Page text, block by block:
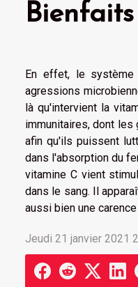
En effet, le
agressions
là qu'intervient la
immunitaires, dont les
afin qu'ils puissent
dans l'absorption du
vitamine C vient
dans le sang. Il
aussi bien une
Jeudi 21 janvier 2021